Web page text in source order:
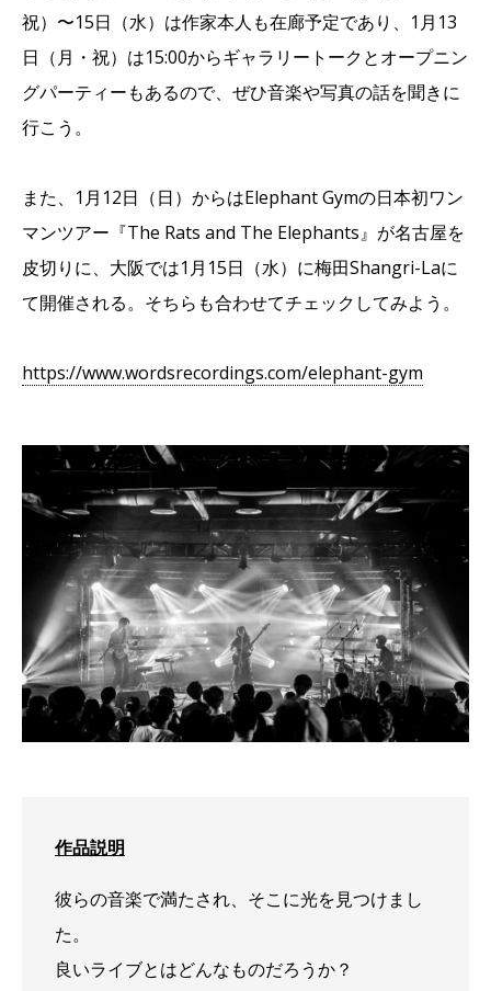
祝）〜15日（水）は作家本人も在廊予定であり、1月13
日（月・祝）は15:00からギャラリートークとオープニン
グパーティーもあるので、ぜひ音楽や写真の話を聞きに
行こう。
また、1月12日（日）からはElephant Gymの日本初ワン
マンツアー『The Rats and The Elephants』が名古屋を
皮切りに、大阪では1月15日（水）に梅田Shangri-Laに
て開催される。そちらも合わせてチェックしてみよう。
https://www.wordsrecordings.com/elephant-gym
作品説明
彼らの音楽で満たされ、そこに光を見つけまし
た。
良いライブとはどんなものだろうか？